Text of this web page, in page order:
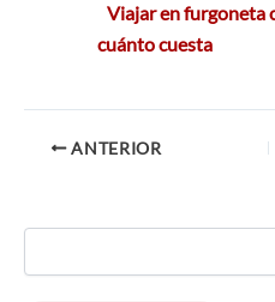
Viajar en furgoneta
cuánto cuesta
ANTERIOR